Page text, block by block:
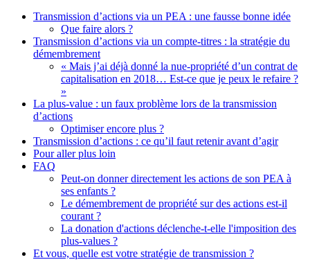
Transmission d’actions via un PEA : une fausse bonne idée
Que faire alors ?
Transmission d’actions via un compte-titres : la stratégie du
démembrement
« Mais j’ai déjà donné la nue-propriété d’un contrat de
capitalisation en 2018… Est-ce que je peux le refaire ?
»
La plus-value : un faux problème lors de la transmission
d’actions
Optimiser encore plus ?
Transmission d’actions : ce qu’il faut retenir avant d’agir
Pour aller plus loin
FAQ
Peut-on donner directement les actions de son PEA à
ses enfants ?
Le démembrement de propriété sur des actions est-il
courant ?
La donation d'actions déclenche-t-elle l'imposition des
plus-values ?
Et vous, quelle est votre stratégie de transmission ?